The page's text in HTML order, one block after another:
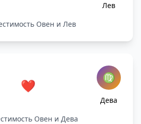
Лев
Овен и Лев
❤️ ♍
Дева
Овен и Дева